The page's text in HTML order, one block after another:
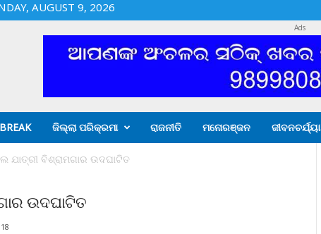
AUGUST 9, 2026
Ads
ଜିଲ୍ଲା ପରିକ୍ରମା ରାଜନୀତି ମନୋରଞ୍ଜନ ଜୀବନଚର୍ଯ୍ୟା
ଯାତ୍ରୀ ବିଶ୍ରାମଗାର ଉଦଘାଟିତ
ଉଦଘାଟିତ
18